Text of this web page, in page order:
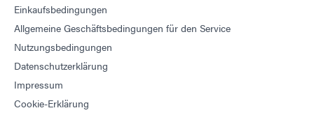
Einkaufsbedingungen
Allgemeine Geschäftsbedingungen für den Service
Nutzungsbedingungen
Datenschutzerklärung
Impressum
Cookie-Erklärung